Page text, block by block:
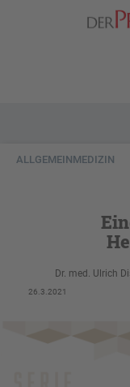
ALLGEMEINMEDIZIN
Dr. med. Ulrich
26.3.2021